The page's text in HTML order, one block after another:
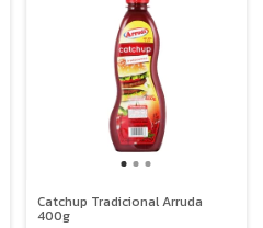
Catchup Tradicional Arruda
400g